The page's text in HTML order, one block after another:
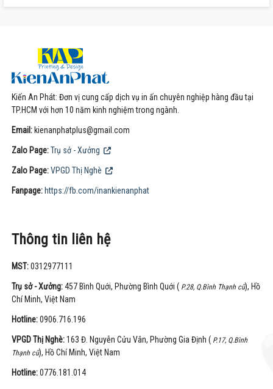
Kiến An Phát: Đơn vị cung cấp dịch vụ in ấn chuyên nghiệp hàng đầu tại
TP.HCM với hơn 10 năm kinh nghiệm trong ngành.
Email:kienanphatplus@gmail.com
Zalo Page: Trụ sở - Xưởng
Zalo Page: VPGD Thị Nghè
Fanpage: https://fb.com/inankienanphat
Thông tin liên hệ
MST:0312977111
Trụ sở - Xưởng:457 Bình Quới, Phường Bình Quới ( P.28, Q.Bình Thạnh cũ), Hồ
Chí Minh, Việt Nam
Hotline:0906.716.196
VPGD Thị Nghè:163 Đ. Nguyễn Cửu Vân, Phường Gia Định ( P.17, Q.Bình
Thạnh cũ), Hồ Chí Minh, Việt Nam
Hotline:0776.181.014